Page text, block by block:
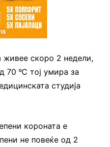
скоро 2 недели,
70 ᵒС тој умира за
студија
короната е
не повеќе од 2